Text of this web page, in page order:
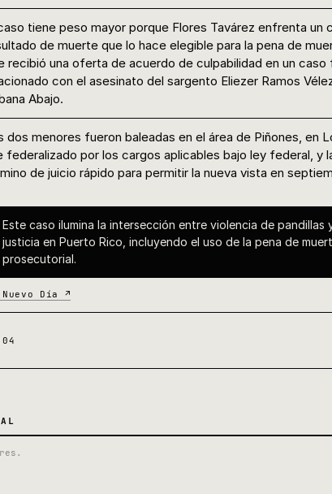
tiene peso mayor porque Flores Tavárez enfrenta un
de muerte que lo hace elegible para la pena de
recibió una oferta de acuerdo de culpabilidad en un caso
con el asesinato del sargento Eliezer Ramos
Abajo.
dos menores fueron baleadas en el área de Piñones, en
federalizado por los cargos aplicables bajo ley federal, y
de juicio rápido para permitir la nueva vista en
Este caso ilumina la intersección entre violencia de pandillas
justicia en Puerto Rico, incluyendo el uso de la pena de
prosecutorial.
Día ↗